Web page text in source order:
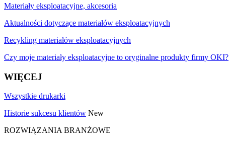
Materiały eksploatacyjne, akcesoria
Aktualności dotyczące materiałów eksploatacyjnych
Recykling materiałów eksploatacyjnych
Czy moje materiały eksploatacyjne to oryginalne produkty firmy OKI?
WIĘCEJ
Wszystkie drukarki
Historie sukcesu klientów New
ROZWIĄZANIA BRANŻOWE